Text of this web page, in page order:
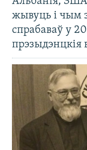
жывуць і чым
спрабаваў у
прэзыдэнцкія